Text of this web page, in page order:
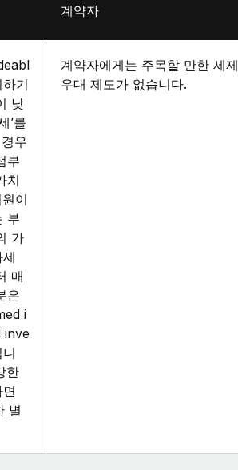
계약자
기
낮
’를
우
부
치
이
부
가
매
은
i
inve
한
별
계약자에게는 주목할 만한 세제
우대 제도가 없습니다.